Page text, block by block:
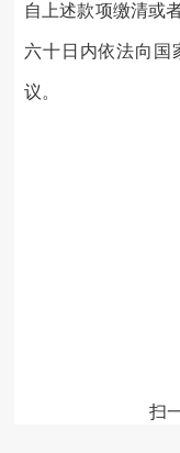
自上述款项缴清或
六十日内依法向 国
议。
扫